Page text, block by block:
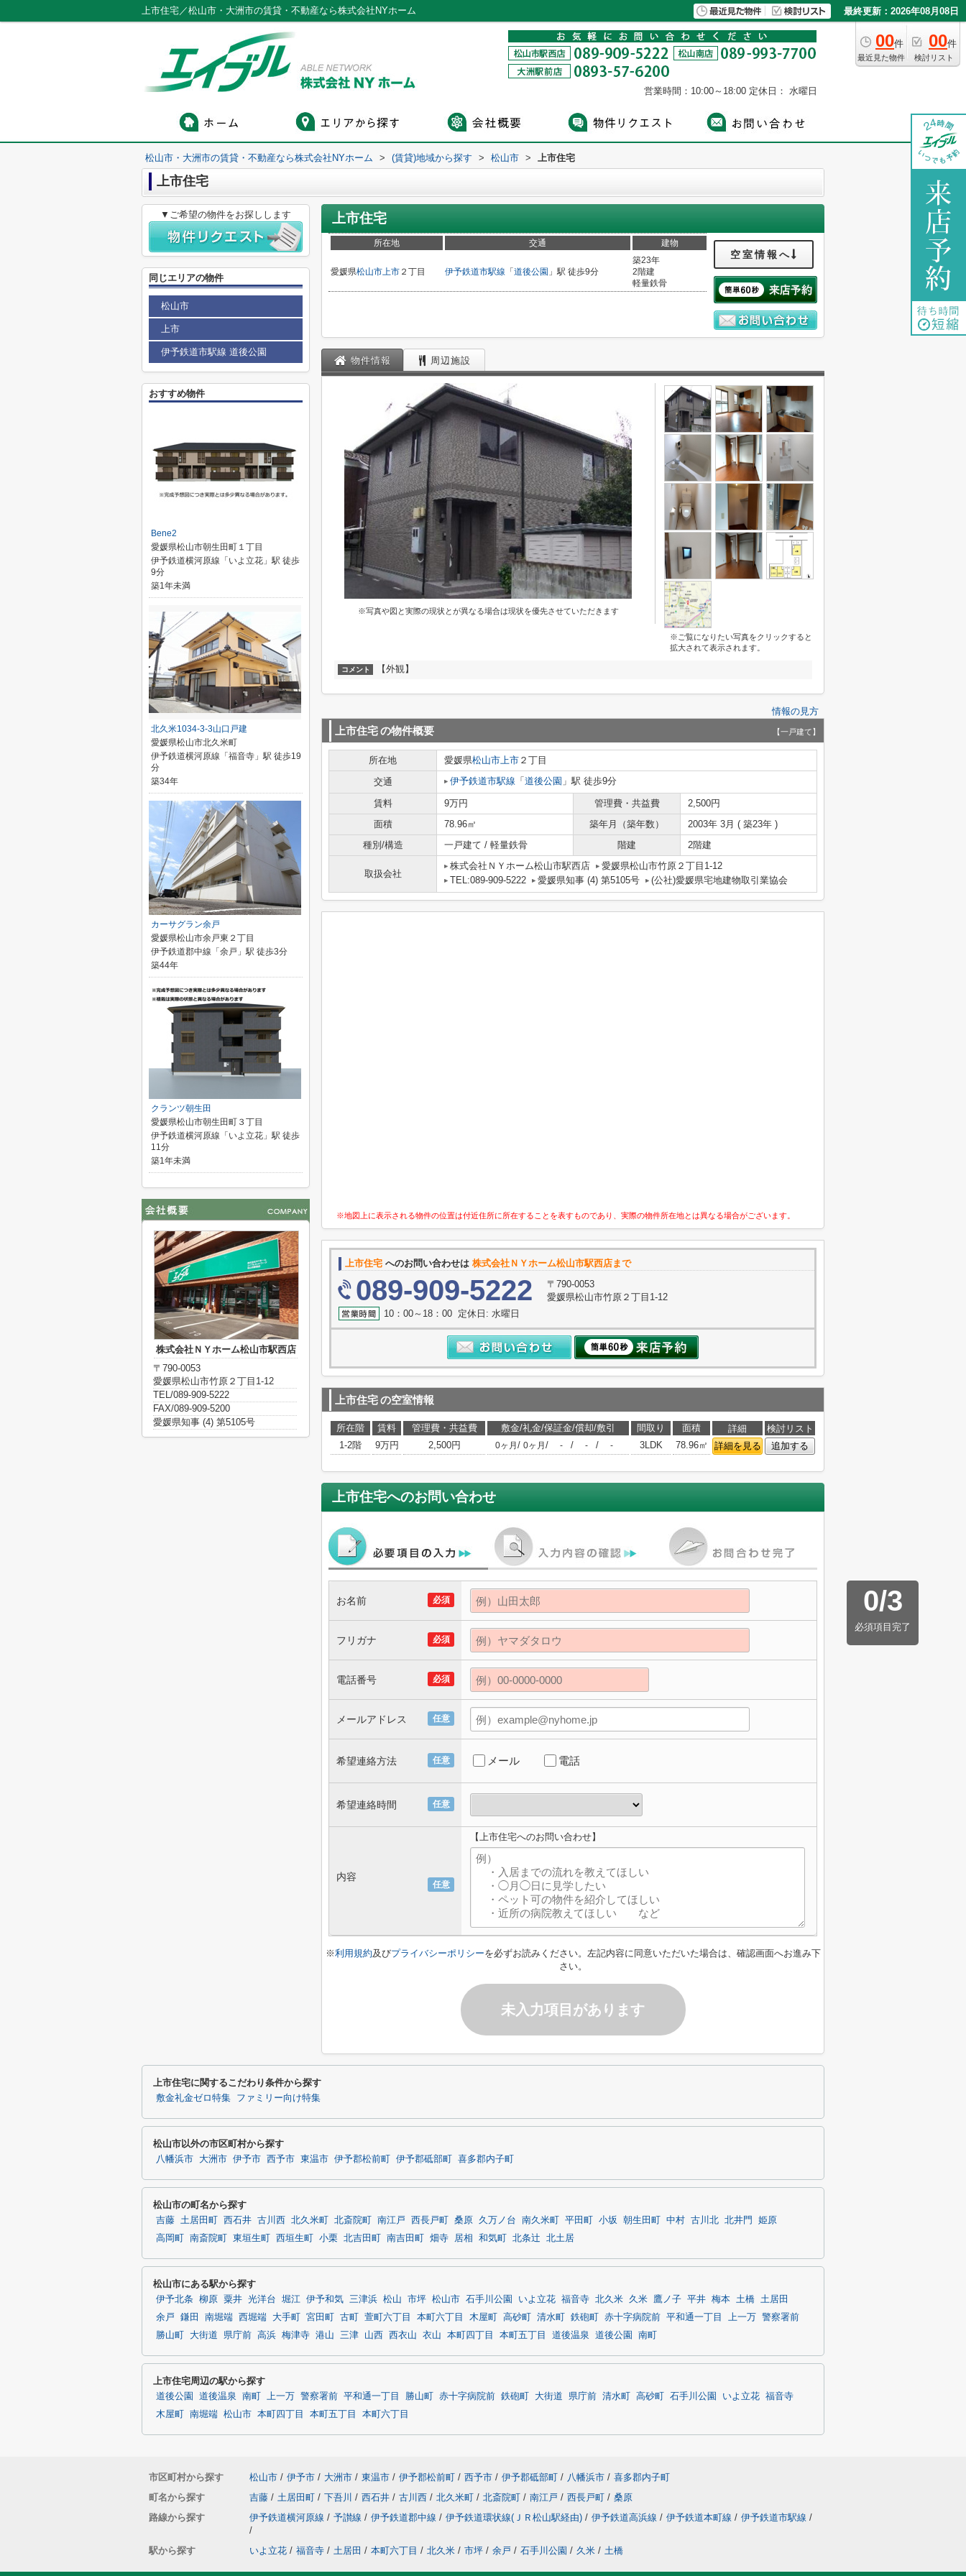
上市住宅／松山市・大洲市の賃貸・不動産なら株式会社NYホーム 最終更新：2026年08月08日
00件
最近見た物件
00件
検討リスト
営業時間：10:00～18:00 定休日： 水曜日
松山市・大洲市の賃貸・不動産なら株式会社NYホーム > (賃貸)地域から探す > 松山市 > 上市住宅
上市住宅
上市住宅
所在地 交通 建物
愛媛県松山市上市 ２丁目 伊予鉄道市駅線 「 道後公園 」駅 徒歩9分
築23年
2階建
軽量鉄骨
空室情報へ
物件情報 周辺施設
※写真や図と実際の現状とが異なる場合は現状を優先させていただきます
※ご覧になりたい写真をクリックすると
拡大されて表示されます。
コメント 【外観】
情報の見方
上市住宅の物件概要 【一戸建て】
所在地 愛媛県松山市上市 ２丁目
交通
伊予鉄道市駅線 「 道後公園 」駅 徒歩9分
賃料 9万円 管理費・共益費
2,500円
面積
78.96㎡ 築年月（築年数）
2003年 3月 ( 築23年 )
種別/構造
一戸建て / 軽量鉄骨 階建 2階建
取扱会社
株式会社ＮＹホーム松山市駅西店
愛媛県松山市竹原２丁目1-12
TEL:089-909-5222
愛媛県知事 (4) 第5105号 (公社)愛媛県宅地建物取引業協会
※地図上に表示される物件の位置は付近住所に所在することを表すものであり、実際の物件所在地とは異なる場合がございます。
上市住宅 へのお問い合わせは 株式会社ＮＹホーム松山市駅西店まで
089-909-5222
〒790-0053
愛媛県松山市竹原２丁目1-12
10：00～18：00 定休日: 水曜日
上市住宅の空室情報
所在階 賃料 管理費・共益費 敷金/礼金/保証金/償却/敷引 間取り 面積 詳細
検討リスト
1-2階
9万円 2,500円 0ヶ月 / 0ヶ月 / - / - / - 3LDK 78.96㎡ 詳細を見る 追加する
上市住宅へのお問い合わせ
0/3
必須項目完了
必須
お名前
必須
フリガナ
必須
電話番号
任意
メールアドレス
任意
希望連絡方法 メール 電話
任意
希望連絡時間
任意
内容
【上市住宅へのお問い合わせ】
※利用規約及びプライバシーポリシーを必ずお読みください。左記内容に同意いただいた場合は、確認画面へお進み下
さい。
未入力項目があります
▼ご希望の物件をお探しします
同じエリアの物件
松山市
上市
伊予鉄道市駅線 道後公園
おすすめ物件
Bene2
愛媛県松山市朝生田町１丁目
伊予鉄道横河原線「いよ立花」駅 徒歩
9分
築1年未満
北久米1034-3-3山口戸建
愛媛県松山市北久米町
伊予鉄道横河原線「福音寺」駅 徒歩19
分
築34年
カーサグラン余戸
愛媛県松山市余戸東２丁目
伊予鉄道郡中線「余戸」駅 徒歩3分
築44年
クランツ朝生田
愛媛県松山市朝生田町３丁目
伊予鉄道横河原線「いよ立花」駅 徒歩
11分
築1年未満
株式会社ＮＹホーム松山市駅西店
〒790-0053
愛媛県松山市竹原２丁目1-12
TEL/089-909-5222
FAX/089-909-5200
愛媛県知事 (4) 第5105号
上市住宅に関するこだわり条件から探す
敷金礼金ゼロ特集 ファミリー向け特集
松山市以外の市区町村から探す
八幡浜市 大洲市 伊予市 西予市 東温市 伊予郡松前町 伊予郡砥部町 喜多郡内子町
松山市の町名から探す
吉藤 土居田町 西石井 古川西 北久米町 北斎院町 南江戸 西長戸町 桑原 久万ノ台 南久米町 平田町 小坂 朝生田町 中村 古川北 北井門
姫原
高岡町
南斎院町 東垣生町 西垣生町 小栗 北吉田町 南吉田町 畑寺 居相 和気町 北条辻 北土居
松山市にある駅から探す
伊予北条 柳原 粟井 光洋台 堀江 伊予和気 三津浜 松山 市坪 松山市 石手川公園 いよ立花 福音寺 北久米 久米 鷹ノ子 平井 梅本 土橋 土居田
余戸
鎌田 南堀端 西堀端 大手町 宮田町 古町 萱町六丁目 本町六丁目 木屋町 高砂町 清水町 鉄砲町 赤十字病院前 平和通一丁目 上一万
警察署前
勝山町
大街道 県庁前 高浜 梅津寺 港山 三津 山西 西衣山 衣山 本町四丁目 本町五丁目 道後温泉 道後公園 南町
上市住宅周辺の駅から探す
道後公園 道後温泉 南町 上一万 警察署前 平和通一丁目 勝山町 赤十字病院前 鉄砲町 大街道 県庁前 清水町 高砂町 石手川公園 いよ立花 福音寺
木屋町
南堀端 松山市 本町四丁目 本町五丁目 本町六丁目
市区町村から探す 松山市 / 伊予市 / 大洲市 / 東温市 / 伊予郡松前町 / 西予市 / 伊予郡砥部町 / 八幡浜市 / 喜多郡内子町
町名から探す
吉藤 / 土居田町 / 下吾川 / 西石井 / 古川西 / 北久米町 / 北斎院町 / 南江戸 / 西長戸町 / 桑原
路線から探す
伊予鉄道横河原線 / 予讃線 / 伊予鉄道郡中線 / 伊予鉄道環状線(ＪＲ松山駅経由) / 伊予鉄道高浜線 / 伊予鉄道本町線 / 伊予鉄道市駅線 /
/
駅から探す
いよ立花 / 福音寺 / 土居田 / 本町六丁目 / 北久米 / 市坪 / 余戸 / 石手川公園 / 久米 / 土橋